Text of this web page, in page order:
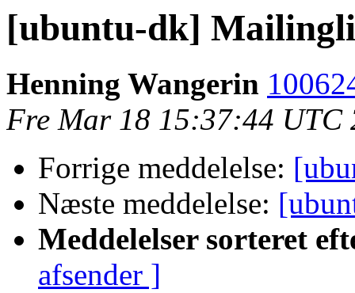
[ubuntu-dk]
Henning Wangerin
Fre Mar 18 15:37:44 UTC
Forrige meddelelse:
Næste meddelelse:
Meddelelser sorteret
afsender ]